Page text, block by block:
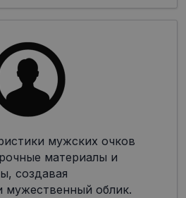
мужских очков
материалы и
создавая
мужественный облик.